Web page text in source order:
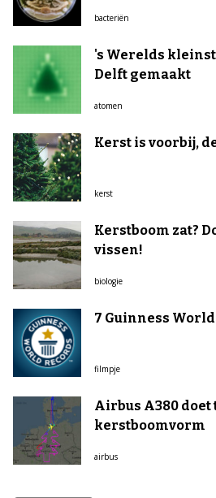
bacteriën
's Werelds
Delft gemaakt
atomen
Kerst is voorbij,
kerst
Kerstboom zat?
vissen!
biologie
7 Guinness
filmpje
Airbus A380
kerstboomvorm
airbus